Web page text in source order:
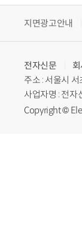
지면광고안내
전자신문
주소 : 서울시
사업자명 : 전자
Copyright ©